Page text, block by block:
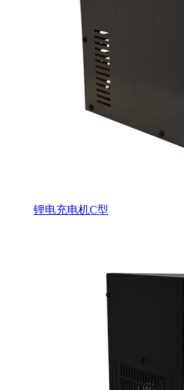
锂电充电机C型